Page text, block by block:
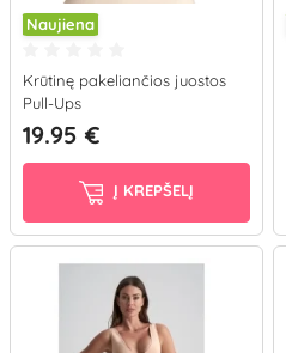
Naujiena
Krūtinę pakeliančios juostos
Pull-Ups
19.95 €
Į KREPŠELĮ